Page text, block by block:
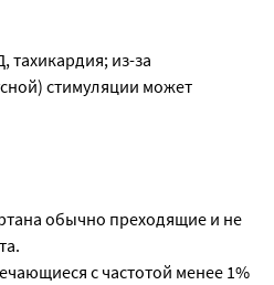
из-за
стимуляции может
обычно преходящие и не
с частотой менее 1%